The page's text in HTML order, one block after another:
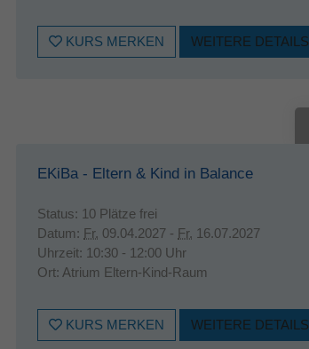
KURS MERKEN WEITERE DETAILS
EKiBa - Eltern & Kind in Balance
Status: 10 Plätze frei
Datum: Fr. 09.04.2027 - Fr. 16.07.2027
Uhrzeit: 10:30 - 12:00 Uhr
Ort: Atrium Eltern-Kind-Raum
KURS MERKEN WEITERE DETAILS